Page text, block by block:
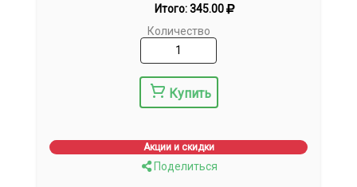
Итого:345.00
Количество
Купить
Акции и скидки
Поделиться